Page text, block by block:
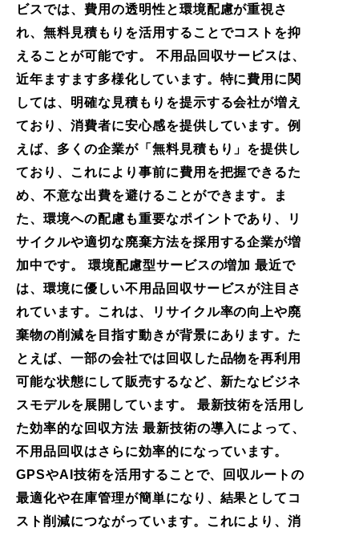
ビスでは、費用の透明性と環境配慮が重視さ
れ、無料見積もりを活用することでコストを抑
えることが可能です。 不用品回収サービスは、
近年ますます多様化しています。特に費用に関
しては、明確な見積もりを提示する会社が増え
ており、消費者に安心感を提供しています。例
えば、多くの企業が「無料見積もり」を提供し
ており、これにより事前に費用を把握できるた
め、不意な出費を避けることができます。ま
た、環境への配慮も重要なポイントであり、リ
サイクルや適切な廃棄方法を採用する企業が増
加中です。 環境配慮型サービスの増加 最近で
は、環境に優しい不用品回収サービスが注目さ
れています。これは、リサイクル率の向上や廃
棄物の削減を目指す動きが背景にあります。た
とえば、一部の会社では回収した品物を再利用
可能な状態にして販売するなど、新たなビジネ
スモデルを展開しています。 最新技術を活用し
た効率的な回収方法 最新技術の導入によって、
不用品回収はさらに効率的になっています。
GPSやAI技術を活用することで、回収ルートの
最適化や在庫管理が簡単になり、結果としてコ
スト削減につながっています。これにより、消